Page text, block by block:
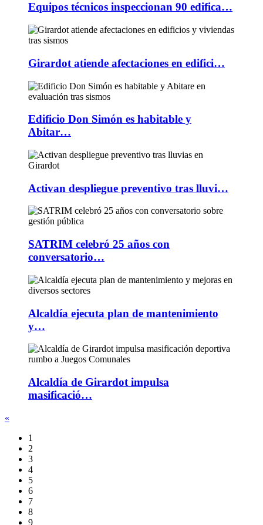
Equipos técnicos inspeccionan 90 edifica…
Girardot atiende afectaciones en edifici…
Edificio Don Simón es habitable y
Abitar…
Activan despliegue preventivo tras lluvi…
SATRIM celebró 25 años con
conversatorio…
Alcaldía ejecuta plan de mantenimiento
y…
Alcaldía de Girardot impulsa
masificació…
«
1
2
3
4
5
6
7
8
9